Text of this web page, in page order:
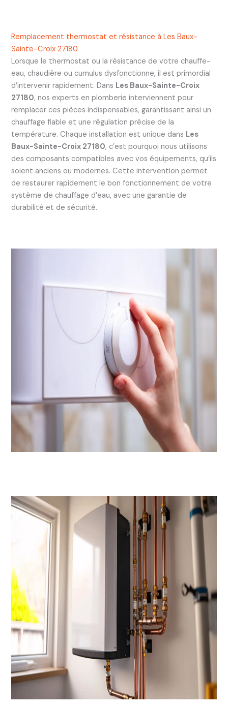
Remplacement thermostat et résistance à Les Baux-
Sainte-Croix 27180
Lorsque le thermostat ou la résistance de votre chauffe-
eau, chaudière ou cumulus dysfonctionne, il est primordial
d’intervenir rapidement. Dans Les Baux-Sainte-Croix
27180, nos experts en plomberie interviennent pour
remplacer ces pièces indispensables, garantissant ainsi un
chauffage fiable et une régulation précise de la
température. Chaque installation est unique dans Les
Baux-Sainte-Croix 27180, c’est pourquoi nous utilisons
des composants compatibles avec vos équipements, qu’ils
soient anciens ou modernes. Cette intervention permet
de restaurer rapidement le bon fonctionnement de votre
système de chauffage d’eau, avec une garantie de
durabilité et de sécurité.